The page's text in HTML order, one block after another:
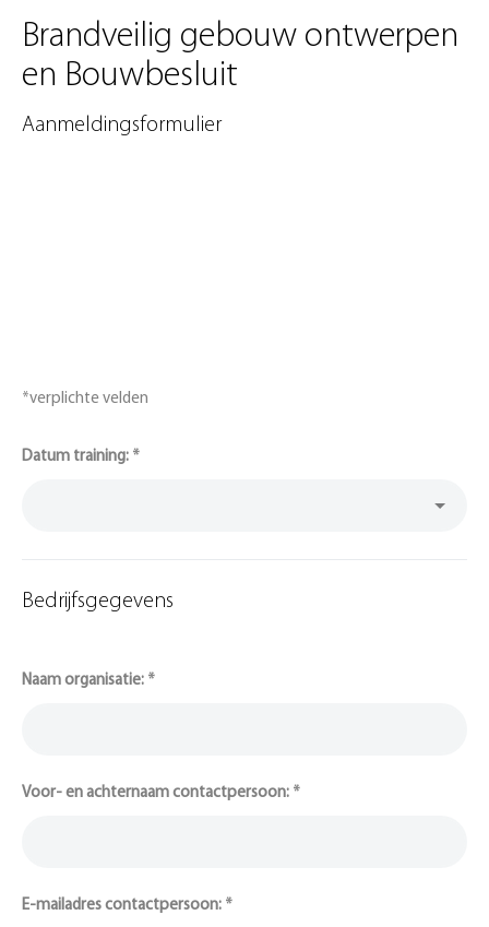
Brandveilig gebouw ontwerpen
en Bouwbesluit
Aanmeldingsformulier
*verplichte velden
Aanmelding
Datum training: *
Bedrijfsgegevens
Naam organisatie: *
Voor- en achternaam contactpersoon: *
E-mailadres contactpersoon: *